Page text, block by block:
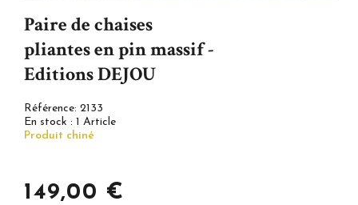
Paire de chaises
pliantes en pin massif -
Editions DEJOU
Référence: 2133
En stock : 1 Article
Produit chiné
149,00 €